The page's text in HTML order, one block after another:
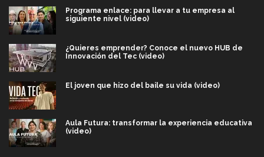
Programa enlace: para llevar a tu empresa al
siguiente nivel (video)
¿Quieres emprender? Conoce el nuevo HUB de
Innovación del Tec (video)
El joven que hizo del baile su vida (video)
Aula Futura: transformar la experiencia educativa
(video)